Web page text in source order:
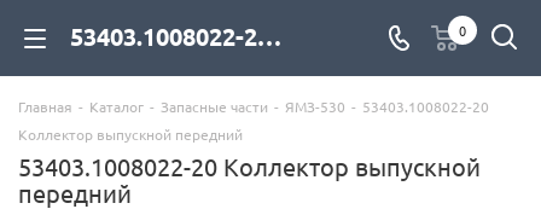
53403.1008022-20 Коллектор выпускной передний для дизельных двигателей купить со склада с доставкой по цене официального дилера - компания Дизель Экспорт 0
Главная - Каталог - Запасные части - ЯМЗ-530 - 53403.1008022-20
Коллектор выпускной передний
53403.1008022-20 Коллектор выпускной
передний